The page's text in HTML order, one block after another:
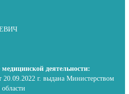
деятельности:
г. выдана Министерством